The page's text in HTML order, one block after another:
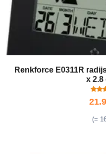
Renkforce E0311R
x 2.8
(=